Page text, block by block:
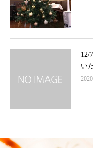
12/
い